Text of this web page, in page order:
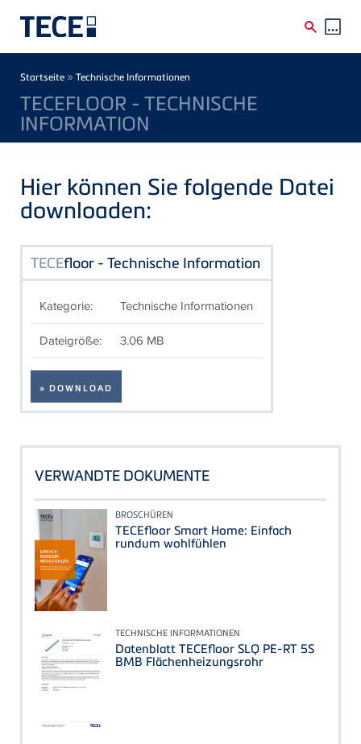
Breadcrumb
Startseite » Technische Informationen
TECEFLOOR - TECHNISCHE
INFORMATION
Hier können Sie folgende Datei
downloaden:
TECEfloor - Technische Information
Kategorie: Technische Informationen
Dateigröße: 3.06 MB
» DOWNLOAD
VERWANDTE DOKUMENTE
BROSCHÜREN
TECEfloor Smart Home: Einfach
rundum wohlfühlen
TECHNISCHE INFORMATIONEN
Datenblatt TECEfloor SLQ PE-RT 5S
BMB Flächenheizungsrohr